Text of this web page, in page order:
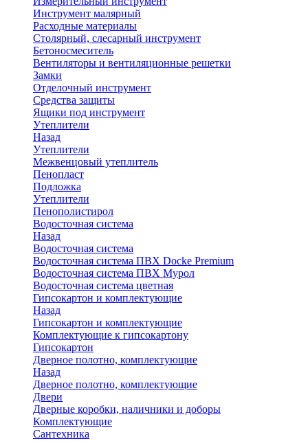
Инструмент малярный
Расходные материалы
Столярный, слесарный инструмент
Бетоносмеситель
Вентиляторы и вентиляционные решетки
Замки
Отделочный инструмент
Средства защиты
Ящики под инструмент
Утеплители
Назад
Утеплители
Межвенцовый утеплитель
Пенопласт
Подложка
Утеплители
Пенополистирол
Водосточная система
Назад
Водосточная система
Водосточная система ПВХ Docke Premium
Водосточная система ПВХ Мурол
Водосточная система цветная
Гипсокартон и комплектующие
Назад
Гипсокартон и комплектующие
Комплектующие к гипсокартону
Гипсокартон
Дверное полотно, комплектующие
Назад
Дверное полотно, комплектующие
Двери
Дверные коробки, наличники и доборы
Комплектующие
Сантехника